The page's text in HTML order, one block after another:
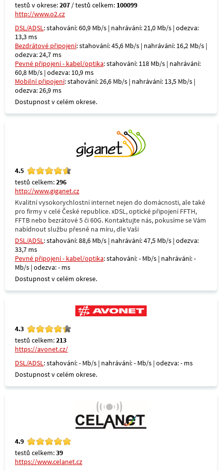
testů v okrese:207 / testů celkem: 100099
http://www.o2.cz
DSL/ADSL: stahování: 60,9 Mb/s | nahrávání: 21,0 Mb/s | odezva:
13,3 ms
Bezdrátové připojení: stahování: 45,6 Mb/s | nahrávání: 16,2 Mb/s |
odezva: 24,7 ms
Pevné připojení - kabel/optika: stahování: 118 Mb/s | nahrávání:
60,8 Mb/s | odezva: 10,9 ms
Mobilní připojení: stahování: 26,6 Mb/s | nahrávání: 13,5 Mb/s |
odezva: 26,9 ms
Dostupnost v celém okrese.
4.5
testů celkem:296
http://www.giganet.cz
Kvalitní vysokorychlostní internet nejen do domácnosti, ale také
pro firmy v celé České republice. xDSL, optické připojení FFTH,
FFTB nebo bezrátové 5 či 60G. Kontaktujte nás, pokusíme se Vám
nabídnout službu přesně na míru, dle Vaši
DSL/ADSL: stahování: 88,6 Mb/s | nahrávání: 47,5 Mb/s | odezva:
33,7 ms
Pevné připojení - kabel/optika: stahování: - Mb/s | nahrávání: -
Mb/s | odezva: - ms
Dostupnost v celém okrese.
4.3
testů celkem:213
https://avonet.cz/
DSL/ADSL: stahování: - Mb/s | nahrávání: - Mb/s | odezva: - ms
Dostupnost v celém okrese.
4.9
testů celkem:39
https://www.celanet.cz